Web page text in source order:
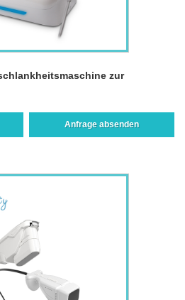
zur
Anfrage absenden